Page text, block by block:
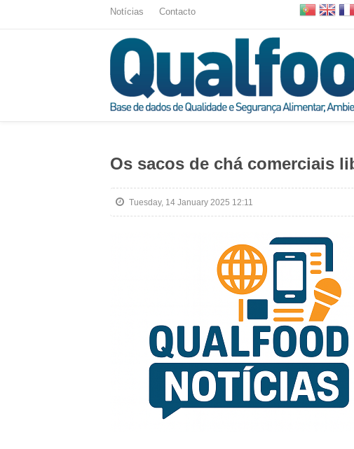
Notícias Contacto
Os sacos de chá comerciais
Tuesday, 14 January 2025 12:11